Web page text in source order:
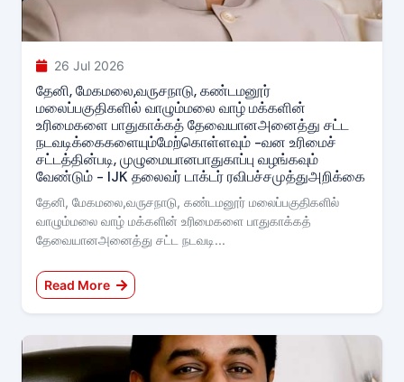
26 Jul 2026
தேனி, மேகமலை,வருசநாடு, கண்டமனூர்
மலைப்பகுதிகளில் வாழும்மலை வாழ் மக்களின்
உரிமைகளை பாதுகாக்கத் தேவையானஅனைத்து சட்ட
நடவடிக்கைகளையும்மேற்கொள்ளவும் -வன உரிமைச்
சட்டத்தின்படி, முழுமையானபாதுகாப்பு வழங்கவும்
வேண்டும் - IJK தலைவர் டாக்டர் ரவிபச்சமுத்துஅறிக்கை
தேனி, மேகமலை,வருசநாடு, கண்டமனூர் மலைப்பகுதிகளில்
வாழும்மலை வாழ் மக்களின் உரிமைகளை பாதுகாக்கத்
தேவையானஅனைத்து சட்ட நடவடி...
Read More